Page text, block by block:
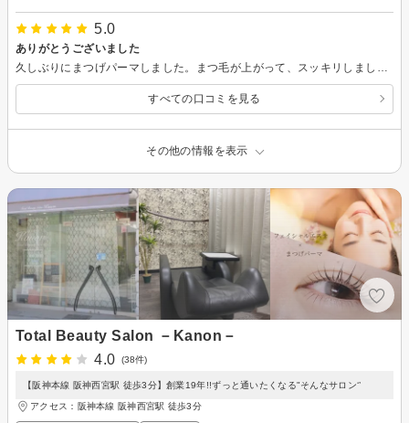
5.0
ありがとうございました
すべての口コミを見る
その他の情報を表示
Total Beauty Salon －Kanon－
4.0
(38件)
【阪神本線 阪神西宮駅 徒歩3分】創業19年!!ずっと通いたくなる"そんなサロン‘’
アクセス：阪神本線 阪神西宮駅 徒歩3分